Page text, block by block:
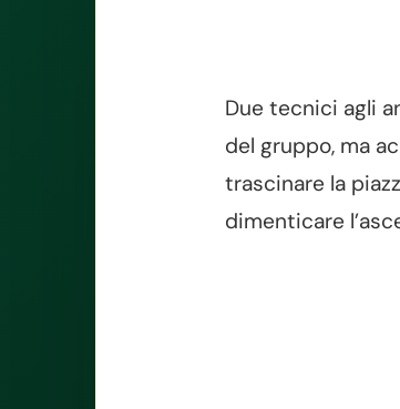
Due tecnici agli
del gruppo, ma
trascinare la
dimenticare